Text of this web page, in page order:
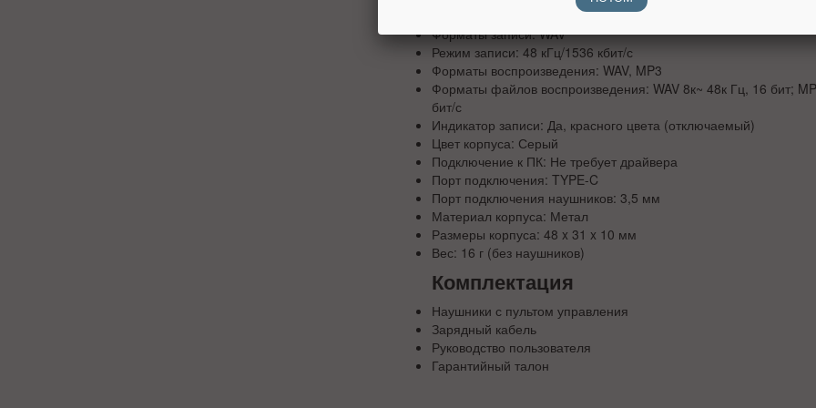
Встроенный микрофон: MEMS
Форматы записи: WAV
Режим записи: 48 кГц/1536 кбит/с
Форматы воспроизведения: WAV, MP3
Форматы файлов воспроизведения: WAV 8к~ 48к Гц, 16 бит;
бит/с
Индикатор записи: Да, красного цвета (отключаемый)
Цвет корпуса: Серый
Подключение к ПК: Не требует драйвера
Порт подключения: TYPE-C
Порт подключения наушников: 3,5 мм
Материал корпуса: Метал
Размеры корпуса: 48 x 31 x 10 мм
Вес: 16 г (без наушников)
Комплектация
Наушники с пультом управления
Зарядный кабель
Руководство пользователя
Гарантийный талон